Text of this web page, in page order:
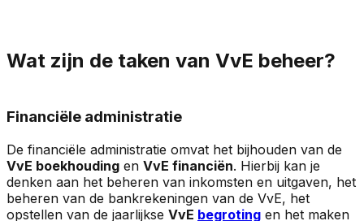
Wat zijn de taken van VvE beheer?
Financiële administratie
De financiële administratie omvat het bijhouden van de
VvE boekhouding en VvE financiën. Hierbij kan je
denken aan het beheren van inkomsten en uitgaven, het
beheren van de bankrekeningen van de VvE, het
opstellen van de jaarlijkse VvE begroting en het maken